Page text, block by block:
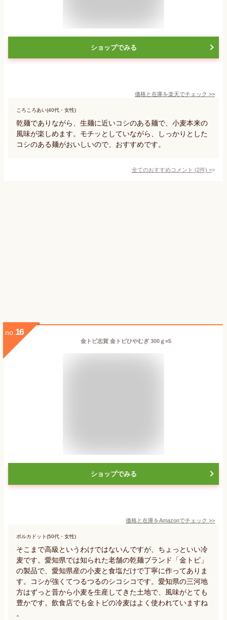
ショップでみる
価格と在庫を楽天でチェック >>
ころころあい(40代・女性)
乾麺でありながら、生麺に近いコシのある麺で、小麦本来の
風味が楽しめます。モチッとしていながら、しっかりとした
コシのある麺がおいしいので、おすすめです。
全てのおすすめコメント (2件) >
no. 16
金トビ志賀 金トビひやむぎ 300ｇ×5
ショップでみる
価格と在庫をAmazonでチェック >>
ポルカドット(50代・女性)
そこまで高級というわけではないんですが、ちょっといい冷
麦です。愛知県では知られた老舗の乾麺ブランド「金トビ」
の製品で、愛知県産の小麦と食塩だけで丁寧に作ってありま
す。コシが強くてつるつるのシコシコです。愛知県の三河地
方はずっと昔から小麦を生産してきた土地で、風味がとても
豊かです。飲食店でも金トビの冷麦はよく使われていますね
。